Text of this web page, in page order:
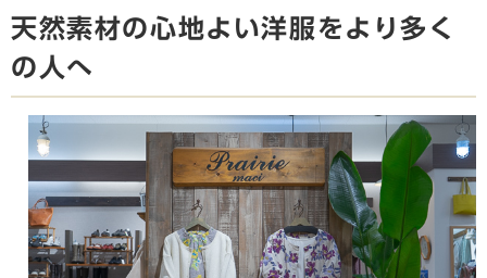
天然素材の心地よい洋服をより多く
の人へ